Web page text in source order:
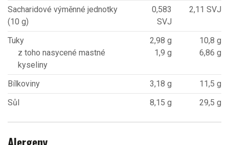
Sacharidové výměnné jednotky
(10 g)
0,583
SVJ
2,11 SVJ
Tuky
z toho nasycené mastné
kyseliny
2,98 g
1,9 g
10,8 g
6,86 g
Bílkoviny 3,18 g
11,5 g
Sůl
8,15 g 29,5 g